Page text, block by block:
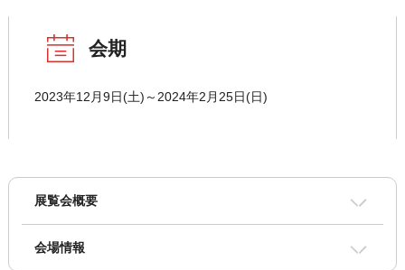
会期
2023年12月9日(土)～2024年2月25日(日)
展覧会概要
会場情報